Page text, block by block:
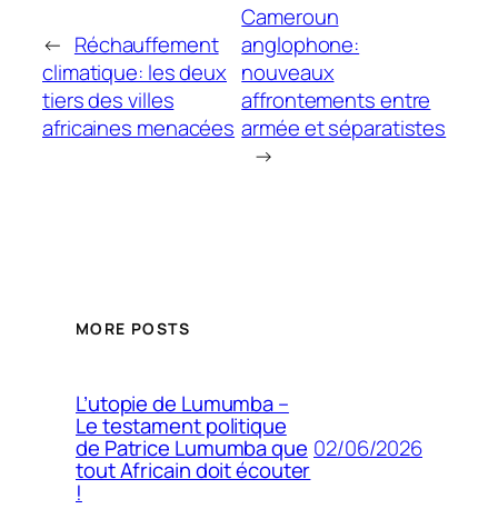
← Réchauffement
climatique: les deux
tiers des villes
africaines menacées
Cameroun
anglophone:
nouveaux
affrontements entre
armée et séparatistes
→
MORE POSTS
L’utopie de Lumumba –
Le testament politique
de Patrice Lumumba que
tout Africain doit écouter
!
02/06/2026